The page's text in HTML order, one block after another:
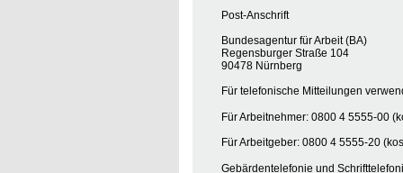
Post-Anschrift
Bundesagentur für Arbeit (BA)
Regensburger Straße 104
90478 Nürnberg
Für telefonische Mitteilungen
Für Arbeitnehmer: 0800 4 5555-00
Für Arbeitgeber: 0800 4 5555-20
Gebärdentelefonie und